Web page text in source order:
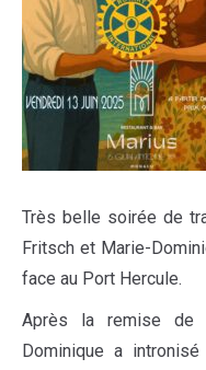
Très belle soirée de
Fritsch et Marie-
face au Port Hercule.
Après la remise de
Dominique a